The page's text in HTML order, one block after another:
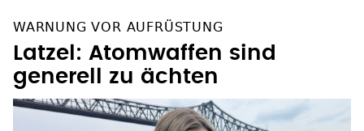
WARNUNG VOR AUFRÜSTUNG
Latzel: Atomwaffen sind
generell zu ächten